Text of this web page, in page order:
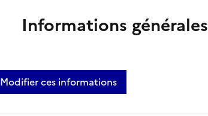
Informations générales
Modifier ces informations